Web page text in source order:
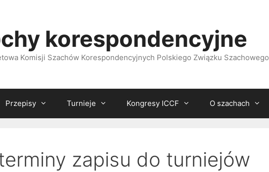
korespondencyjne
Komisji Szachów Korespondencyjnych Polskiego Związku Szachowego
Przepisy Turnieje Kongresy ICCF O szachach
zapisu do turniejów